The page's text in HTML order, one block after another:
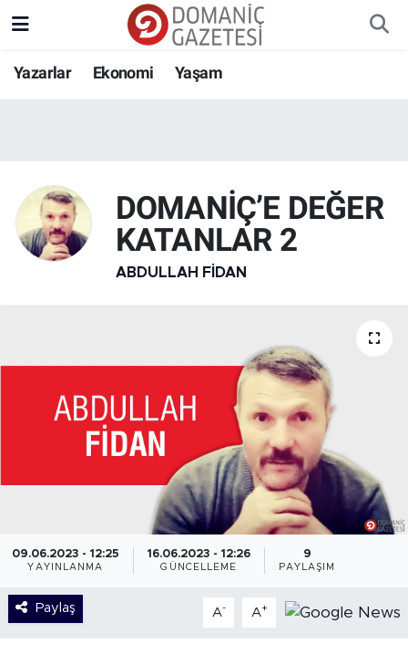
Yazarlar Ekonomi Yaşam
DOMANİÇ’E DEĞER
KATANLAR 2
ABDULLAH FIDAN
09.06.2023 - 12:25
YAYINLANMA
16.06.2023 - 12:26
GÜNCELLEME
9
PAYLAŞIM
Paylaş A- A+